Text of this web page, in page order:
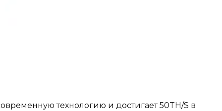
технологию и достигает 50TH/S в